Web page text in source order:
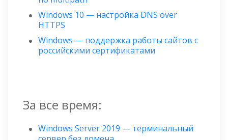
Windows 10 — настройка DNS over
HTTPS
Windows — поддержка работы сайтов с
российскими сертификатами
За все время:
Windows Server 2019 — терминальный